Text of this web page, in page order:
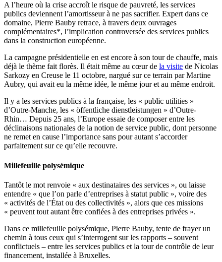
A l’heure où la crise accroît le risque de pauvreté, les services
publics deviennent l’amortisseur à ne pas sacrifier. Expert dans ce
domaine, Pierre Bauby retrace, à travers deux ouvrages
complémentaires*, l’implication controversée des services publics
dans la construction européenne.
La campagne présidentielle en est encore à son tour de chauffe, mais
déjà le thème fait florès. Il était même au cœur de la visite de Nicolas
Sarkozy en Creuse le 11 octobre, nargué sur ce terrain par Martine
Aubry, qui avait eu la même idée, le même jour et au même endroit.
Il y a les services publics à la française, les « public utilities »
d’Outre-Manche, les « öffentliche dienstleistungen » d’Outre-
Rhin… Depuis 25 ans, l’Europe essaie de composer entre les
déclinaisons nationales de la notion de service public, dont personne
ne remet en cause l’importance sans pour autant s’accorder
parfaitement sur ce qu’elle recouvre.
Millefeuille polysémique
Tantôt le mot renvoie « aux destinataires des services », ou laisse
entendre « que l’on parle d’entreprises à statut public », voire des
« activités de l’État ou des collectivités », alors que ces missions
« peuvent tout autant être confiées à des entreprises privées ».
Dans ce millefeuille polysémique, Pierre Bauby, tente de frayer un
chemin à tous ceux qui s’interrogent sur les rapports – souvent
conflictuels – entre les services publics et la tour de contrôle de leur
financement, installée à Bruxelles.